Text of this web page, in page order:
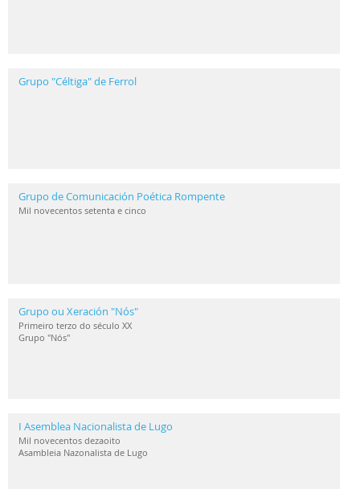
Grupo "Céltiga" de Ferrol
Grupo de Comunicación Poética Rompente
Mil novecentos setenta e cinco
Grupo ou Xeración "Nós"
Primeiro terzo do século XX
Grupo "Nós"
I Asemblea Nacionalista de Lugo
Mil novecentos dezaoito
Asambleia Nazonalista de Lugo